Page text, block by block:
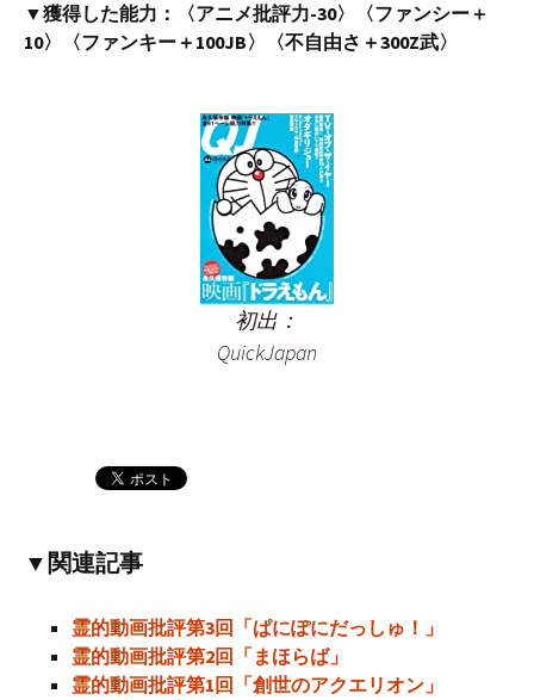
▼獲得した能力：〈アニメ批評力-30〉〈ファンシー＋
10〉〈ファンキー＋100JB〉〈不自由さ＋300Z武〉
初出：
QuickJapan
▼関連記事
霊的動画批評第3回「ぱにぽにだっしゅ！」
霊的動画批評第2回「まほらば」
霊的動画批評第1回「創世のアクエリオン」